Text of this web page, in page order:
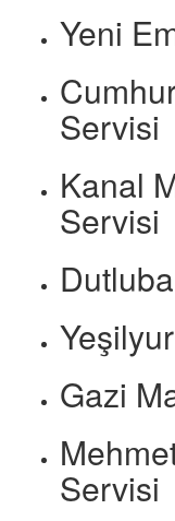
Yeni
Servisi
Kanal
Servisi
Gazi
Servisi